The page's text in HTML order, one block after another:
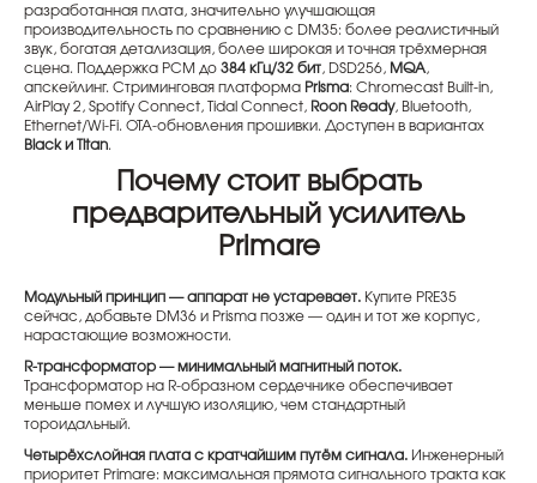
разработанная плата, значительно улучшающая
производительность по сравнению с DM35: более реалистичный
звук, богатая детализация, более широкая и точная трёхмерная
сцена. Поддержка PCM до 384 кГц/32 бит, DSD256, MQA,
апскейлинг. Стриминговая платформа Prisma: Chromecast Built-in,
AirPlay 2, Spotify Connect, Tidal Connect, Roon Ready, Bluetooth,
Ethernet/Wi-Fi. OTA-обновления прошивки. Доступен в вариантах
Black и Titan.
Почему стоит выбрать
предварительный усилитель
Primare
Модульный принцип — аппарат не устаревает. Купите PRE35
сейчас, добавьте DM36 и Prisma позже — один и тот же корпус,
нарастающие возможности.
R-трансформатор — минимальный магнитный поток.
Трансформатор на R-образном сердечнике обеспечивает
меньше помех и лучшую изоляцию, чем стандартный
тороидальный.
Четырёхслойная плата с кратчайшим путём сигнала. Инженерный
приоритет Primare: максимальная прямота сигнального тракта как